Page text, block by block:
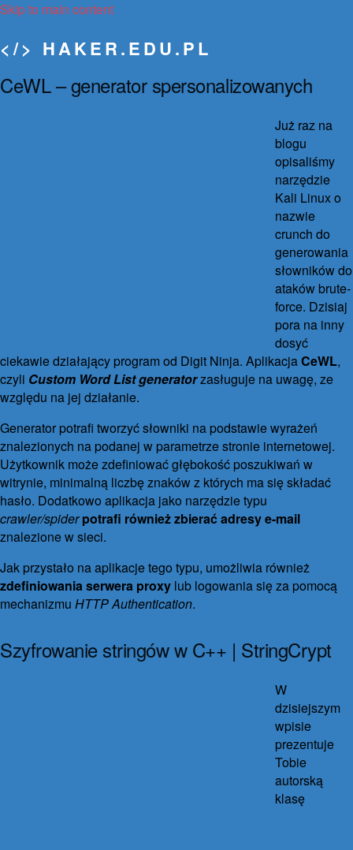
Skip to main content
</> HAKER.EDU.PL
Toggle navigation
CeWL – generator spersonalizowanych
Już raz na
blogu
opisaliśmy
narzędzie
Kali Linux o
nazwie
crunch do
generowania
słowników do
ataków brute-
force. Dzisiaj
pora na inny
dosyć
ciekawie działający program od Digit Ninja. AplikacjaCeWL,
czyli Custom Word List generatorzasługuje na uwagę, ze
względu na jej działanie.
Generator potrafi tworzyć słowniki na podstawie wyrażeń
znalezionych na podanej w parametrze stronie internetowej.
Użytkownik może zdefiniować głębokość poszukiwań w
witrynie, minimalną liczbę znaków z których ma się składać
hasło. Dodatkowo aplikacja jako narzędzie typu
crawler/spiderpotrafi również zbierać adresy e-mail
znalezione w sieci.
Jak przystało na aplikacje tego typu, umożliwia również
zdefiniowania serwera proxy lub logowania się za pomocą
mechanizmu HTTP Authentication.
Szyfrowanie stringów w C++ | StringCrypt
8 komentarzyW
dzisiejszym
wpisie
prezentuje
Tobie
autorską
klasę